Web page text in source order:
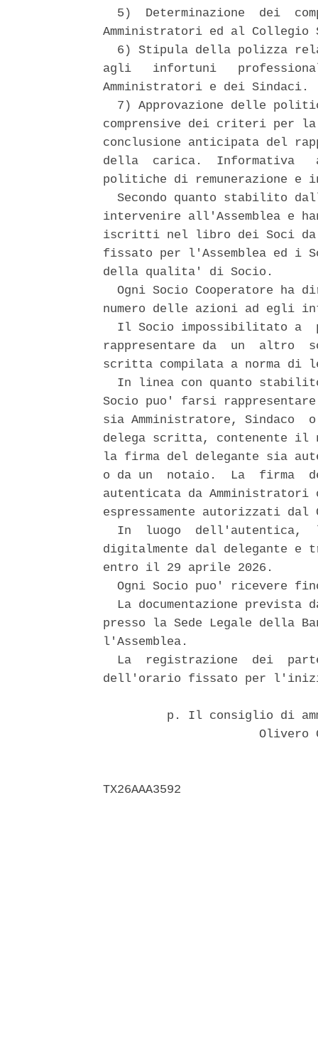
5)  Determinazione  dei
Amministratori ed al Collegio
6) Stipula della polizza
agli   infortuni
Amministratori e dei Sindaci.
7) Approvazione delle
comprensive dei criteri per la
conclusione anticipata del
della  carica.  Informativa
politiche di remunerazione e
Secondo quanto stabilito
intervenire all'Assemblea e
iscritti nel libro dei Soci da
fissato per l'Assemblea ed i
della qualita' di Socio.
Ogni Socio Cooperatore ha
numero delle azioni ad egli
Il Socio impossibilitato a
rappresentare da  un  altro
scritta compilata a norma di
In linea con quanto
Socio puo' farsi
sia Amministratore, Sindaco
delega scritta, contenente il
la firma del delegante sia
o da un  notaio.  La  firma
autenticata da
espressamente autorizzati
In  luogo  dell'autentica,
digitalmente dal delegante e
entro il 29 aprile 2026.
Ogni Socio puo' ricevere
La documentazione prevista
presso la Sede Legale della
l'Assemblea.
La  registrazione  dei
dell'orario fissato per
p. Il consiglio di